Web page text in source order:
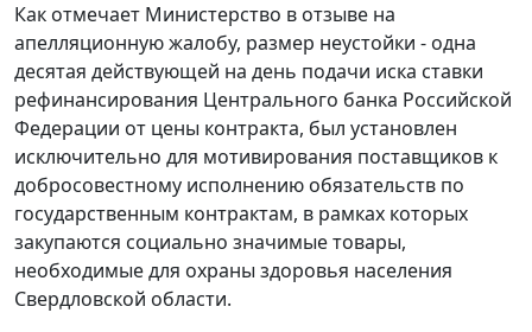
Как отмечает Министерство в отзыве на
апелляционную жалобу, размер неустойки - одна
десятая действующей на день подачи иска ставки
рефинансирования Центрального банка Российской
Федерации от цены контракта, был установлен
исключительно для мотивирования поставщиков к
добросовестному исполнению обязательств по
государственным контрактам, в рамках которых
закупаются социально значимые товары,
необходимые для охраны здоровья населения
Свердловской области.